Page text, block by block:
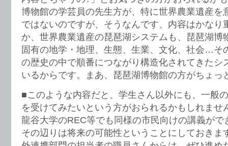
博物館の学芸員の先生方が、特に世界農業遺産を
ではないのですが、そうなんです、内容はかなり
か、世界農業遺産の琵琶湖システムも、琵琶湖博
固有の地学・地理、生態、生業、文化、社会…そ
の歴史の中で順番につながり構造化されてきたシ
いるからです。まあ、琵琶湖博物館の方がちょっ
■このような内容だと、学生さん以外にも、一般
を受けてみたいという方がおられるかもしれませ
龍谷大学のREC等でも同様の市民向けの講義がで
その辺りは将来の可能性ということにしておきま